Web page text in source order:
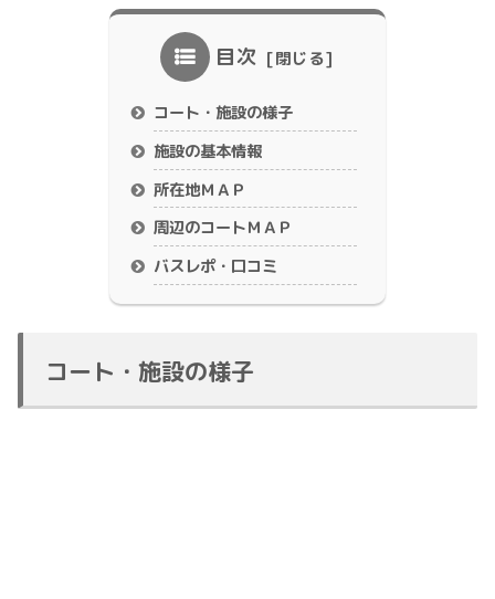
目次
コート・施設の様子
施設の基本情報
所在地ＭＡＰ
周辺のコートＭＡＰ
バスレポ・口コミ
コート・施設の様子